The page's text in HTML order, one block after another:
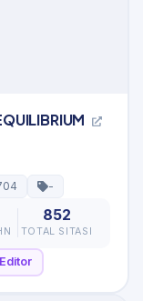
-
852
TOTAL SITASI